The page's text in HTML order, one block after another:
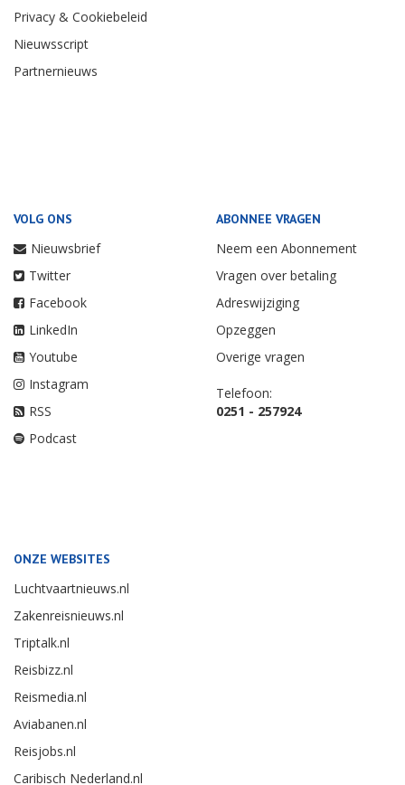
Privacy & Cookiebeleid
Nieuwsscript
Partnernieuws
VOLG ONS
Nieuwsbrief
Twitter
Facebook
LinkedIn
Youtube
Instagram
RSS
Podcast
ABONNEE VRAGEN
Neem een Abonnement
Vragen over betaling
Adreswijziging
Opzeggen
Overige vragen
Telefoon:
0251 - 257924
ONZE WEBSITES
Luchtvaartnieuws.nl
Zakenreisnieuws.nl
Triptalk.nl
Reisbizz.nl
Reismedia.nl
Aviabanen.nl
Reisjobs.nl
Caribisch Nederland.nl